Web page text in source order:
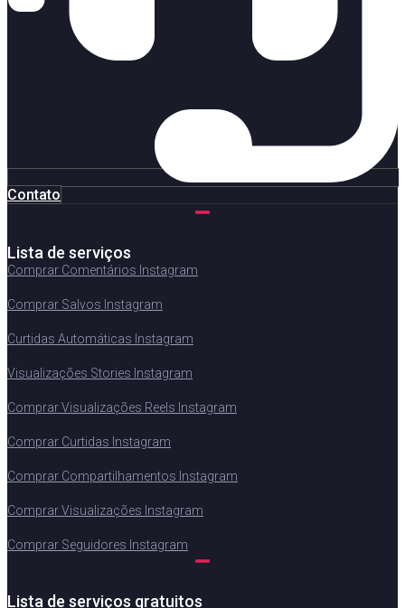
Contato
Lista de serviços
Comprar Comentários Instagram
Comprar Salvos Instagram
Curtidas Automáticas Instagram
Visualizações Stories Instagram
Comprar Visualizações Reels Instagram
Comprar Curtidas Instagram
Comprar Compartilhamentos Instagram
Comprar Visualizações Instagram
Comprar Seguidores Instagram
Lista de serviços gratuitos